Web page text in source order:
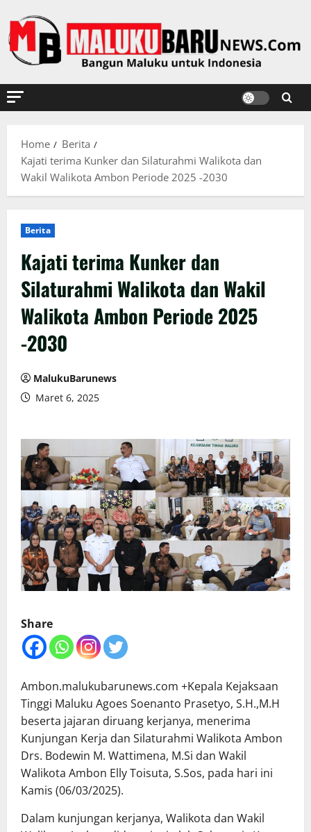
to
content
Home
Berita
Kajati terima Kunker dan Silaturahmi Walikota dan
Wakil Walikota Ambon Periode 2025 -2030
Berita
Kajati terima Kunker dan
Silaturahmi Walikota dan Wakil
Walikota Ambon Periode 2025
-2030
MalukuBarunews
Maret 6, 2025
Share
Ambon.malukubarunews.com +Kepala Kejaksaan
Tinggi Maluku Agoes Soenanto Prasetyo, S.H.,M.H
beserta jajaran diruang kerjanya, menerima
Kunjungan Kerja dan Silaturahmi Walikota Ambon
Drs. Bodewin M. Wattimena, M.Si dan Wakil
Walikota Ambon Elly Toisuta, S.Sos, pada hari ini
Kamis (06/03/2025).
Dalam kunjungan kerjanya, Walikota dan Wakil